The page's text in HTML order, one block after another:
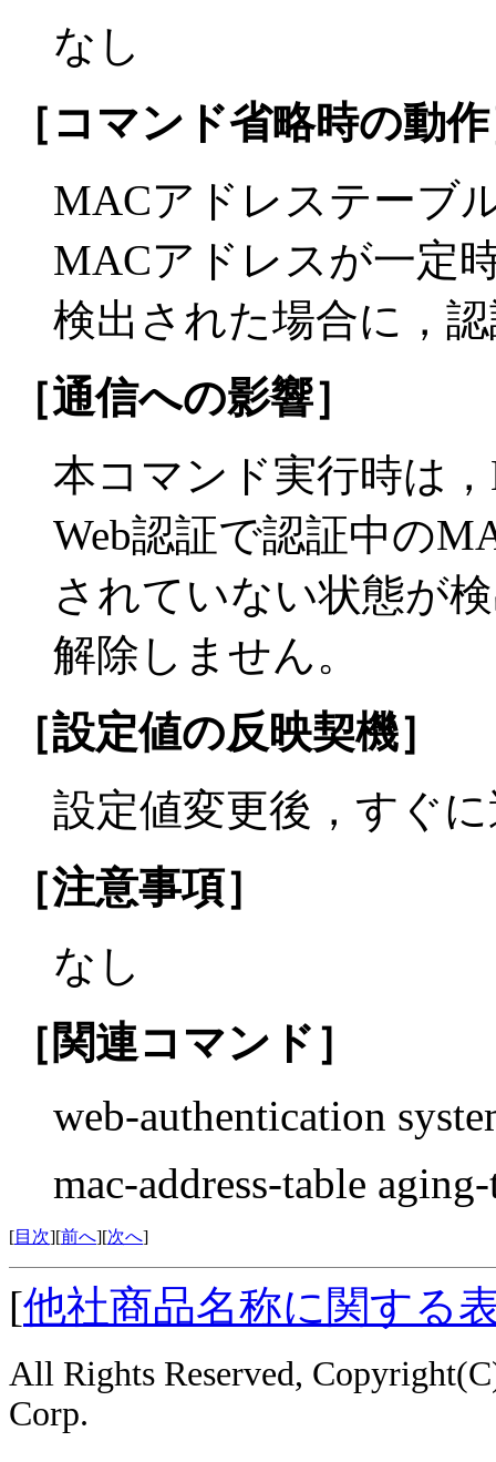
なし
［コマンド省略時の動
MACアドレステーブ
MACアドレスが一定
検出された場合に，
［通信への影響］
本コマンド実行時は
Web認証で認証中の
されていない状態が
解除しません。
［設定値の反映契機］
設定値変更後，すぐ
［注意事項］
なし
［関連コマンド］
web-authentication
mac-address-table
[目次][前へ][次へ]
[他社商品名称に関する
All Rights Reserved,
Corp.